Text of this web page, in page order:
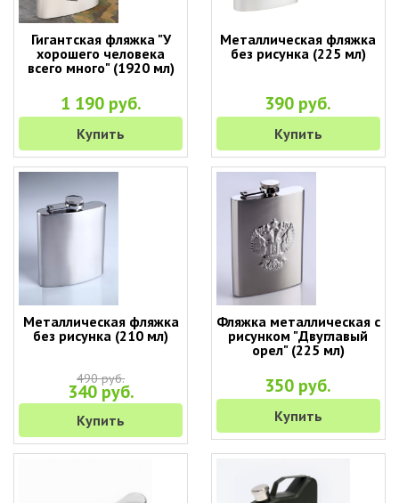
Гигантская фляжка "У
хорошего человека
всего много" (1920 мл)
1 190 руб.
Купить
Металлическая фляжка
без рисунка (225 мл)
390 руб.
Купить
Металлическая фляжка
без рисунка (210 мл)
490 руб.
340 руб.
Купить
Фляжка металлическая с
рисунком "Двуглавый
орел" (225 мл)
350 руб.
Купить